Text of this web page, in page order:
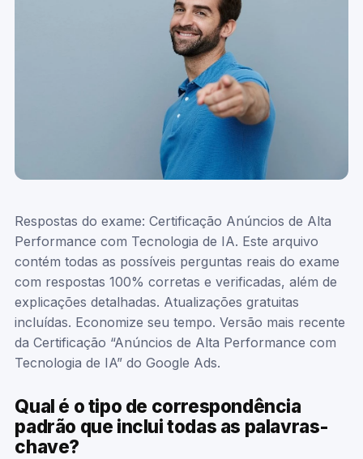
Respostas do exame: Certificação Anúncios de Alta
Performance com Tecnologia de IA. Este arquivo
contém todas as possíveis perguntas reais do exame
com respostas 100% corretas e verificadas, além de
explicações detalhadas. Atualizações gratuitas
incluídas. Economize seu tempo. Versão mais recente
da Certificação “Anúncios de Alta Performance com
Tecnologia de IA” do Google Ads.
Qual é o tipo de correspondência
padrão que inclui todas as palavras-
chave?